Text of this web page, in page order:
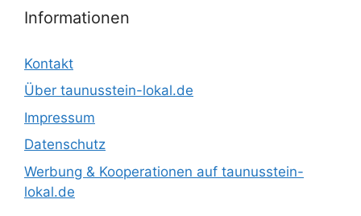
Informationen
Kontakt
Über taunusstein-lokal.de
Impressum
Datenschutz
Werbung & Kooperationen auf taunusstein-
lokal.de